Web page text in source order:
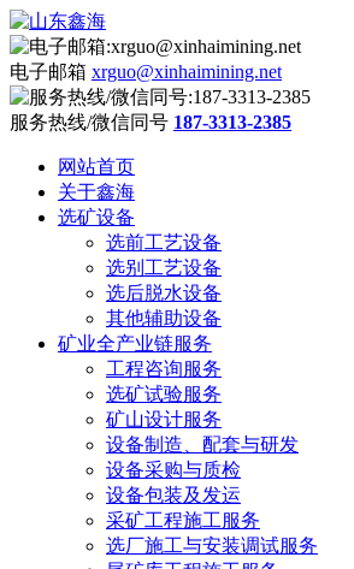
电子邮箱 xrguo@xinhaimining.net
服务热线/微信同号 187-3313-2385
网站首页
关于鑫海
选矿设备
选前工艺设备
选别工艺设备
选后脱水设备
其他辅助设备
矿业全产业链服务
工程咨询服务
选矿试验服务
矿山设计服务
设备制造、配套与研发
设备采购与质检
设备包装及发运
采矿工程施工服务
选厂施工与安装调试服务